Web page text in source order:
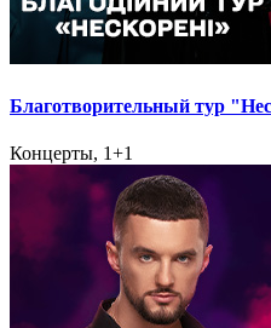
Благотворительный тур
Концерты, 1+1